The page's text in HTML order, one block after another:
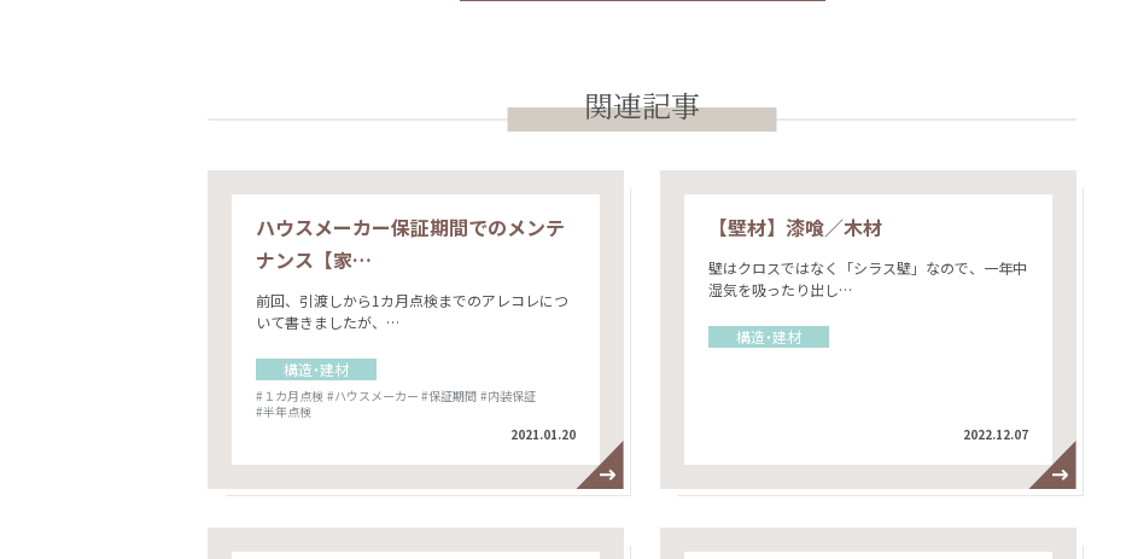
関連記事
ハウスメーカー保証期間でのメンテ
ナンス【家…
前回、引渡しから1カ月点検までのアレコレにつ
いて書きましたが、…
構造・建材
#１カ月点検 #ハウスメーカー #保証期間 #内装保証
#半年点検
2021.01.20
【壁材】漆喰／木材
壁はクロスではなく「シラス壁」なので、一年中
湿気を吸ったり出し…
構造・建材
2022.12.07